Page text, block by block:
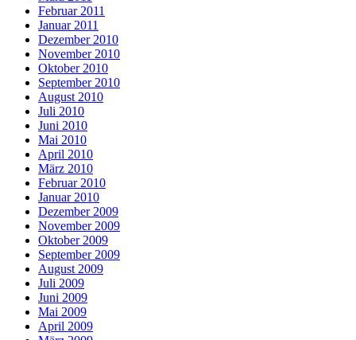
Februar 2011
Januar 2011
Dezember 2010
November 2010
Oktober 2010
September 2010
August 2010
Juli 2010
Juni 2010
Mai 2010
April 2010
März 2010
Februar 2010
Januar 2010
Dezember 2009
November 2009
Oktober 2009
September 2009
August 2009
Juli 2009
Juni 2009
Mai 2009
April 2009